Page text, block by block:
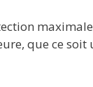
que ce soit